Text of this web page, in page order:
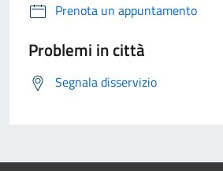
Prenota un appuntamento
Problemi in città
Segnala disservizio